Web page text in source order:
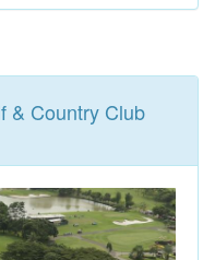
& Country Club